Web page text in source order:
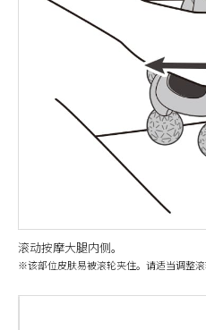
滚动按摩大腿内侧。
※该部位皮肤易被滚轮夹住。请适当调整滚